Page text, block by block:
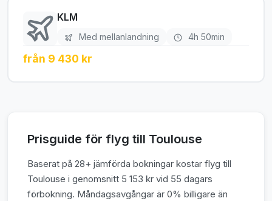
KLM
Med mellanlandning 4h 50min
från 9 430 kr
Prisguide för flyg till Toulouse
Baserat på 28+ jämförda bokningar kostar flyg till
Toulouse i genomsnitt 5 153 kr vid 55 dagars
förbokning. Måndagsavgångar är 0% billigare än